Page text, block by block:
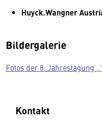
Huyck.Wangner
Bildergalerie
Fotos der 8. Jahrestagung ,
Kontakt